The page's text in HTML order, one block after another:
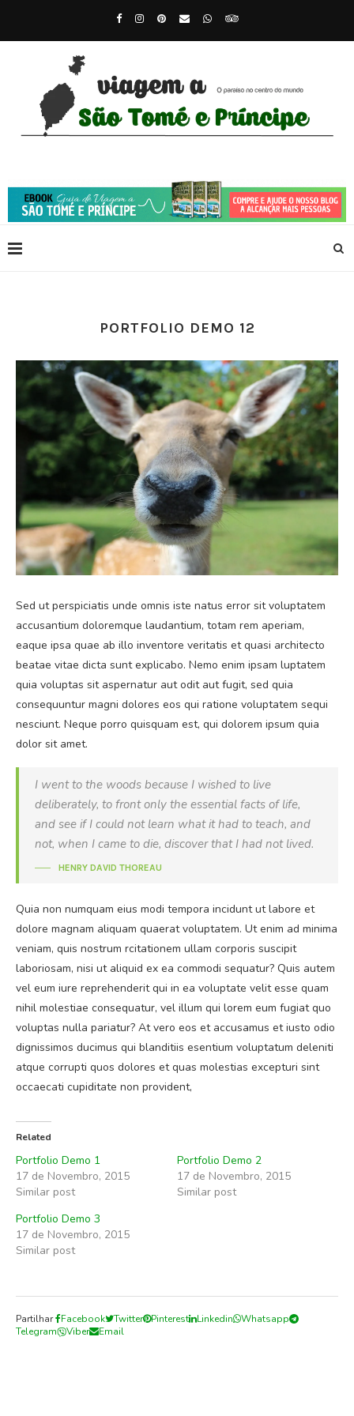
PORTFOLIO DEMO 12
Sed ut perspiciatis unde omnis iste natus error sit voluptatem
accusantium doloremque laudantium, totam rem aperiam,
eaque ipsa quae ab illo inventore veritatis et quasi architecto
beatae vitae dicta sunt explicabo. Nemo enim ipsam luptatem
quia voluptas sit aspernatur aut odit aut fugit, sed quia
consequuntur magni dolores eos qui ratione voluptatem sequi
nesciunt. Neque porro quisquam est, qui dolorem ipsum quia
dolor sit amet.
I went to the woods because I wished to live
deliberately, to front only the essential facts of life,
and see if I could not learn what it had to teach, and
not, when I came to die, discover that I had not lived.
HENRY DAVID THOREAU
Quia non numquam eius modi tempora incidunt ut labore et
dolore magnam aliquam quaerat voluptatem. Ut enim ad minima
veniam, quis nostrum rcitationem ullam corporis suscipit
laboriosam, nisi ut aliquid ex ea commodi sequatur? Quis autem
vel eum iure reprehenderit qui in ea voluptate velit esse quam
nihil molestiae consequatur, vel illum qui lorem eum fugiat quo
voluptas nulla pariatur? At vero eos et accusamus et iusto odio
dignissimos ducimus qui blanditiis esentium voluptatum deleniti
atque corrupti quos dolores et quas molestias excepturi sint
occaecati cupiditate non provident,
Related
Portfolio Demo 1
17 de Novembro, 2015
Similar post
Portfolio Demo 2
17 de Novembro, 2015
Similar post
Portfolio Demo 3
17 de Novembro, 2015
Similar post
Partilhar Facebook Twitter Pinterest Linkedin
Whatsapp
Telegram
Viber Email